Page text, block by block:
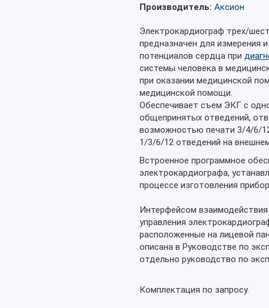
Производитель: Аксион
Электрокардиограф трех/
предназначен для измерения
потенциалов сердца при
системы человека в
при оказании медицинской
медицинской помощи.
Обеспечивает съем ЭКГ с
общепринятых отведений,
возможностью печати 3/4/6/
1/3/6/12 отведений на
Встроенное программное
электрокардиографа,
процессе изготовления
Интерфейсом
управления
расположенные на лицевой
описана в Руководстве по
отдельно руководство по
Комплектация по запросу.